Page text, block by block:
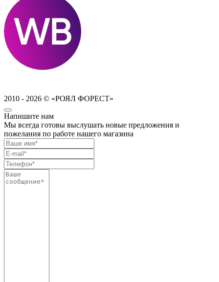
2010 - 2026 © «РОЯЛ ФОРЕСТ»
Напишите нам
Мы всегда готовы выслушать новые предложения и
пожелания по работе нашего магазина